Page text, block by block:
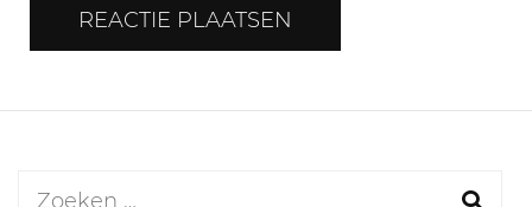
Zoeken